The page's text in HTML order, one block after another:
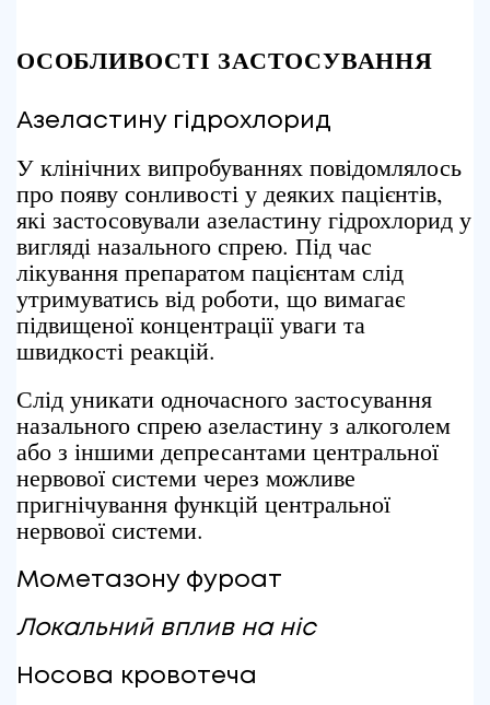
ОСОБЛИВОСТІ ЗАСТОСУВАННЯ
Азеластину гідрохлорид
У клінічних випробуваннях повідомлялось
про появу сонливості у деяких пацієнтів,
які застосовували азеластину гідрохлорид у
вигляді назального спрею. Під час
лікування препаратом пацієнтам слід
утримуватись від роботи, що вимагає
підвищеної концентрації уваги та
швидкості реакцій.
Слід уникати одночасного застосування
назального спрею азеластину з алкоголем
або з іншими депресантами центральної
нервової системи через можливе
пригнічування функцій центральної
нервової системи.
Мометазонуфуроат
Локальний вплив на ніс
Носова кровотеча